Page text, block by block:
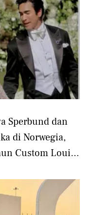
Sperbund dan
di Norwegia,
Custom Louis